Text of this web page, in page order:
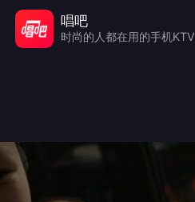
唱吧
时尚的人都在用的手机KTV